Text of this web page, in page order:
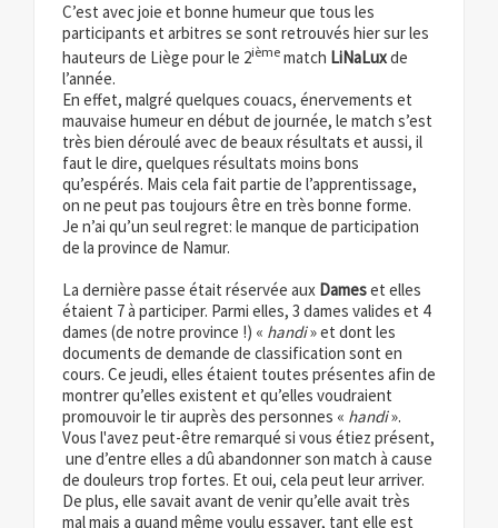
C’est avec joie et bonne humeur que tous les
participants et arbitres se sont retrouvés hier sur les
hauteurs de Liège pour le 2ième match LiNaLuxde
l’année.
En effet, malgré quelques couacs, énervements et
mauvaise humeur en début de journée, le match s’est
très bien déroulé avec de beaux résultats et aussi, il
faut le dire, quelques résultats moins bons
qu’espérés. Mais cela fait partie de l’apprentissage,
on ne peut pas toujours être en très bonne forme.
Je n’ai qu’un seul regret: le manque de participation
de la province de Namur.
La dernière passe était réservée aux Dameset elles
étaient 7 à participer. Parmi elles, 3 dames valides et 4
dames (de notre province !) « handi» et dont les
documents de demande de classification sont en
cours. Ce jeudi, elles étaient toutes présentes afin de
montrer qu’elles existent et qu’elles voudraient
promouvoir le tir auprès des personnes « handi».
Vous l'avez peut-être remarqué si vous étiez présent,
une d’entre elles a dû abandonner son match à cause
de douleurs trop fortes. Et oui, cela peut leur arriver.
De plus, elle savait avant de venir qu’elle avait très
mal mais a quand même voulu essayer, tant elle est